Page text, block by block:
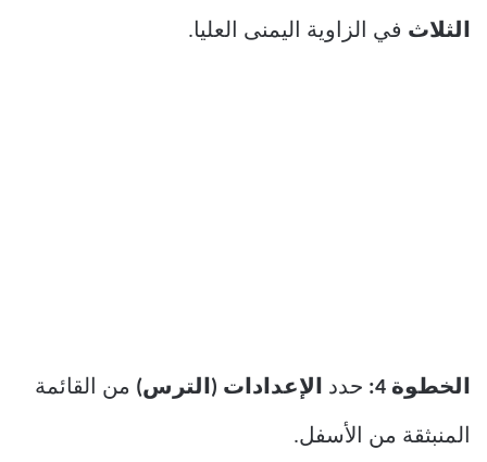
الثلاث في الزاوية اليمنى العليا.
الخطوة 4: حدد الإعدادات (الترس) من القائمة
المنبثقة من الأسفل.